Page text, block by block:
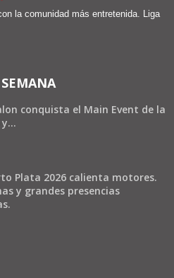
la comunidad más entretenida. Liga
conquista el Main Event de la
y...
Plata 2026 calienta motores.
y grandes presencias